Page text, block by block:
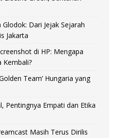
Dari Jejak Sejarah
Jakarta
di HP: Mengapa
Kembali?
Team’ Hungaria yang
Pentingnya Empati dan Etika
Masih Terus Dirilis